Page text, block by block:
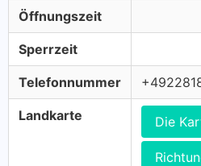
Öffnungszeit
Sperrzeit
Telefonnummer
Landkarte Die